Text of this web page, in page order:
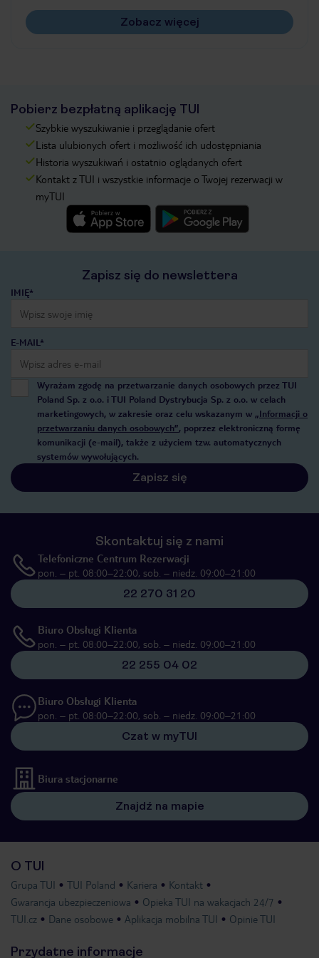
Zobacz więcej
Pobierz bezpłatną aplikację TUI
Szybkie wyszukiwanie i przeglądanie ofert
Lista ulubionych ofert i możliwość ich udostępniania
Historia wyszukiwań i ostatnio oglądanych ofert
Kontakt z TUI i wszystkie informacje o Twojej rezerwacji w
myTUI
Zapisz się do newslettera
IMIĘ*
E-MAIL*
Wyrażam zgodę na przetwarzanie danych osobowych przez TUI
Poland Sp. z o.o. i TUI Poland Dystrybucja Sp. z o.o. w celach
marketingowych, w zakresie oraz celu wskazanym w „Informacji o
przetwarzaniu danych osobowych”, poprzez elektroniczną formę
komunikacji (e-mail), także z użyciem tzw. automatycznych
systemów wywołujących.
Zapisz się
Skontaktuj się z nami
Telefoniczne Centrum Rezerwacji
pon. – pt. 08:00–22:00, sob. – niedz. 09:00–21:00
22 270 31 20
Biuro Obsługi Klienta
pon. – pt. 08:00–22:00, sob. – niedz. 09:00–21:00
22 255 04 02
Biuro Obsługi Klienta
pon. – pt. 08:00–22:00, sob. – niedz. 09:00–21:00
Czat w myTUI
Biura stacjonarne
Znajdź na mapie
O TUI
Grupa TUI TUI Poland Kariera
Kontakt
Gwarancja ubezpieczeniowa
Opieka TUI na wakacjach 24/7
TUI.cz
Dane osobowe Aplikacja mobilna TUI Opinie TUI
Przydatne informacje